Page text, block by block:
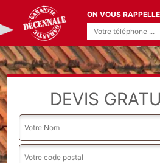
ON VOUS
DEVIS